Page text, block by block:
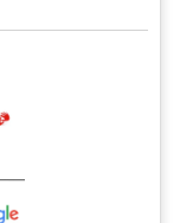
の表示が必要です。